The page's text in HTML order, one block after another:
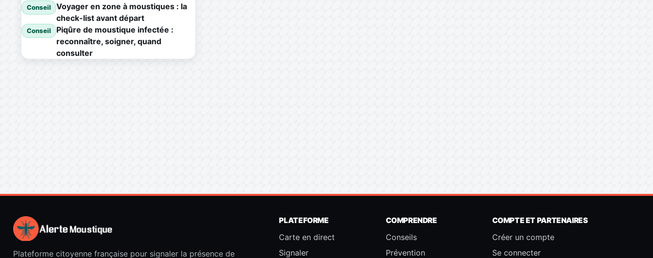
Conseil
Voyager en zone à moustiques : la
check-list avant départ
Conseil
Piqûre de moustique infectée :
reconnaître, soigner, quand
consulter
Plateforme citoyenne française pour signaler la présence de
PLATEFORME
Carte en direct
Signaler
COMPRENDRE
Conseils
Prévention
COMPTE ET PARTENAIRES
Créer un compte
Se connecter